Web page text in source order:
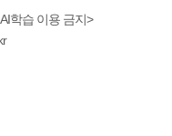
학습 이용 금지>